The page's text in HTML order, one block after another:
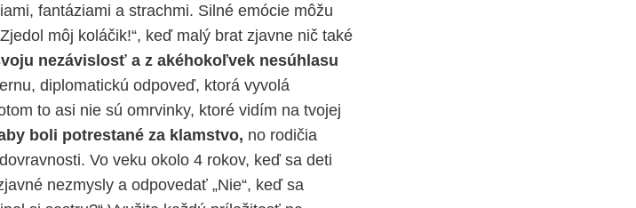
fantáziami a strachmi. Silné emócie môžu
môj koláčik!“, keď malý brat zjavne nič také
nezávislosť a z akéhokoľvek nesúhlasu
diplomatickú odpoveď, ktorá vyvolá
to asi nie sú omrvinky, ktoré vidím na tvojej
boli potrestané za klamstvo, no rodičia
Vo veku okolo 4 rokov, keď sa deti
nezmysly a odpovedať „Nie“, keď sa